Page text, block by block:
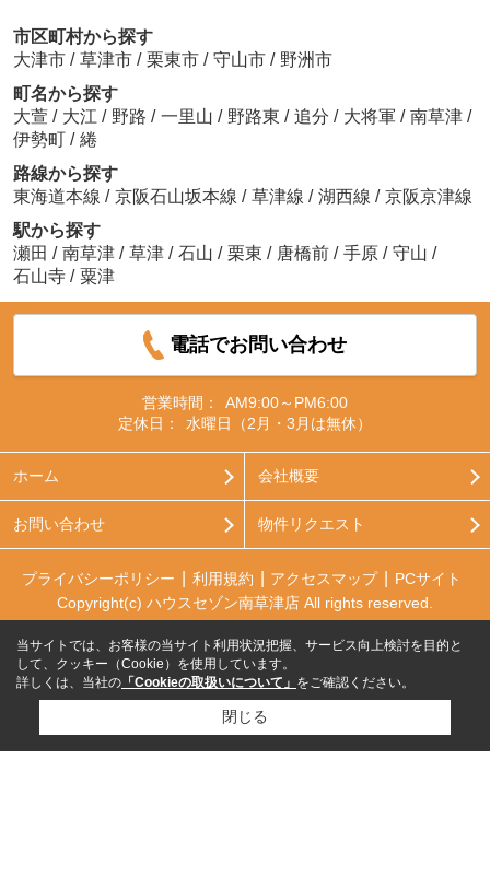
市区町村から探す
大津市 / 草津市 / 栗東市 / 守山市 / 野洲市
町名から探す
大萱 / 大江 / 野路 / 一里山 / 野路東 / 追分 / 大将軍 / 南草津 /
伊勢町 / 綣
路線から探す
東海道本線 / 京阪石山坂本線 / 草津線 / 湖西線 / 京阪京津線
駅から探す
瀬田 / 南草津 / 草津 / 石山 / 栗東 / 唐橋前 / 手原 / 守山 /
石山寺 / 粟津
電話でお問い合わせ
営業時間：
AM9:00～PM6:00
定休日：
水曜日（2月・3月は無休）
ホーム 会社概要
お問い合わせ 物件リクエスト
プライバシーポリシー 利用規約 アクセスマップ
PCサイト
Copyright(c) ハウスセゾン南草津店 All rights reserved.
当サイトでは、お客様の当サイト利用状況把握、サービス向上検討を目的と
して、クッキー（Cookie）を使用しています。
詳しくは、当社の 「Cookieの取扱いについて」 をご確認ください。
閉じる